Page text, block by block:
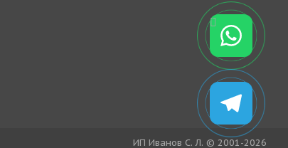
ИП Иванов С. Л. © 2001-2026